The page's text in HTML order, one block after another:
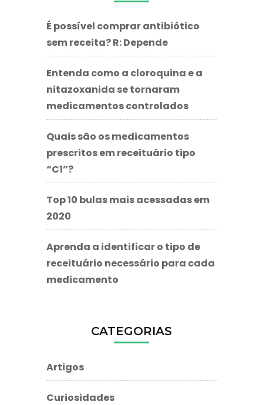
É possível comprar antibiótico
sem receita? R: Depende
Entenda como a cloroquina e a
nitazoxanida se tornaram
medicamentos controlados
Quais são os medicamentos
prescritos em receituário tipo
“C1”?
Top 10 bulas mais acessadas em
2020
Aprenda a identificar o tipo de
receituário necessário para cada
medicamento
CATEGORIAS
Artigos
Curiosidades